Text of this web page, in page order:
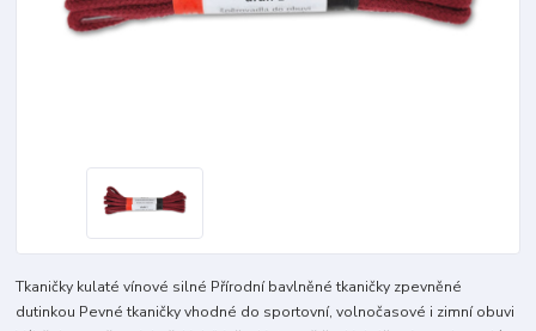
Tkaničky kulaté vínové silné Přírodní bavlněné tkaničky zpevněné
dutinkou Pevné tkaničky vhodné do sportovní, volnočasové i zimní obuvi